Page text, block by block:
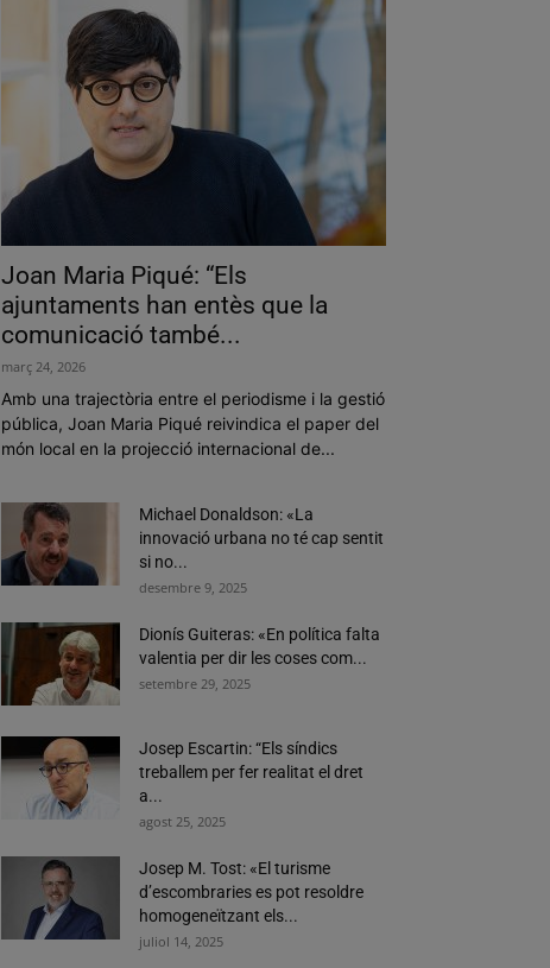
Joan Maria Piqué: “Els
ajuntaments han entès que la
comunicació també...
març 24, 2026
Amb una trajectòria entre el periodisme i la gestió
pública, Joan Maria Piqué reivindica el paper del
món local en la projecció internacional de...
Michael Donaldson: «La
innovació urbana no té cap sentit
si no...
desembre 9, 2025
Dionís Guiteras: «En política falta
valentia per dir les coses com...
setembre 29, 2025
Josep Escartin: “Els síndics
treballem per fer realitat el dret
a...
agost 25, 2025
Josep M. Tost: «El turisme
d’escombraries es pot resoldre
homogeneïtzant els...
juliol 14, 2025